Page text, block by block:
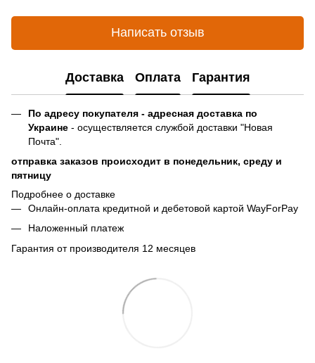
Написать отзыв
Доставка Оплата Гарантия
По адресу покупателя - адресная доставка по
Украине - осуществляется службой доставки "Новая
Почта".
отправка заказов происходит в понедельник, среду и
пятницу
Подробнее о доставке
Онлайн-оплата кредитной и дебетовой картой WayForPay
Наложенный платеж
Гарантия от производителя 12 месяцев